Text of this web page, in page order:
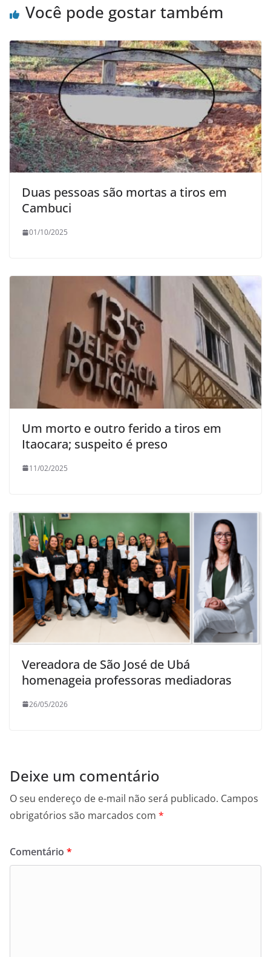
Você pode gostar também
Duas pessoas são mortas a tiros em
Cambuci
01/10/2025
Um morto e outro ferido a tiros em
Itaocara; suspeito é preso
11/02/2025
Vereadora de São José de Ubá
homenageia professoras mediadoras
26/05/2026
Deixe um comentário
O seu endereço de e-mail não será publicado. Campos
obrigatórios são marcados com *
Comentário *